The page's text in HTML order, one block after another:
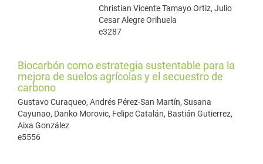
Christian Vicente Tamayo Ortiz, Julio
Cesar Alegre Orihuela
e3287
Biocarbón como estrategia sustentable para la
mejora de suelos agrícolas y el secuestro de
carbono
Gustavo Curaqueo, Andrés Pérez-San Martín, Susana
Cayunao, Danko Morovic, Felipe Catalán, Bastián Gutierrez,
Aixa González
e5556